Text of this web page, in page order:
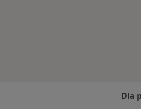
Dla